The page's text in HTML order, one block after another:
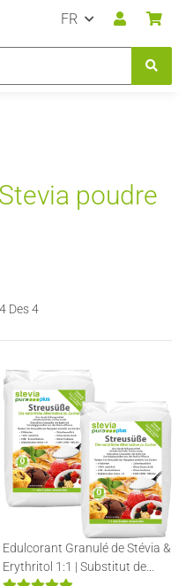
FR
poudre
Des 4
Edulcorant Granulé de Stévia &
Erythritol 1:1 | Substitut de